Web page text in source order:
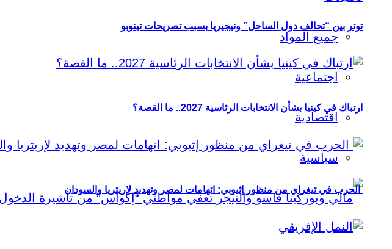
جميع المواد
اجتماعية
اقتصادية
سياسية
توتر بين “تحالف دول الساحل” ونيجيريا بسبب تصريحات تينوبو
ارتباك في كينيا بشأن الانتخابات الرئاسية 2027.. ما القصة؟
الحرب في تيغراي من منظور إثيوبي: اتهامات لمصر وتهديد لإريتريا والسودان